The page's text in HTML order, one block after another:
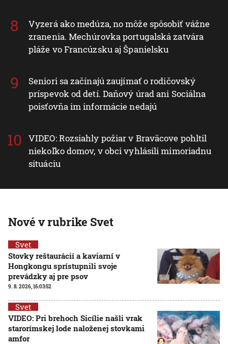
Vyzerá ako medúza, no môže spôsobiť vážne
zranenia. Mechúrovka portugalská zatvára
pláže vo Francúzsku aj Španielsku
Seniori sa začínajú zaujímať o rodičovský
príspevok od detí. Daňový úrad ani Sociálna
poisťovňa im informácie nedajú
VIDEO: Rozsiahly požiar v Braväcove pohltil
niekoľko domov, v obci vyhlásili mimoriadnu
situáciu
Nové v rubrike Svet
Svet
Stovky reštaurácií a kaviarní v
Hongkongu sprístupnili svoje
prevádzky aj pre psov
9. 8. 2026, 16:03:52
Svet
VIDEO: Pri brehoch Sicílie našli vrak
starorímskej lode naloženej stovkami
amfor